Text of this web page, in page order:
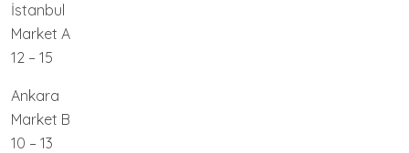
İstanbul
Market A
12 – 15
Ankara
Market B
10 – 13